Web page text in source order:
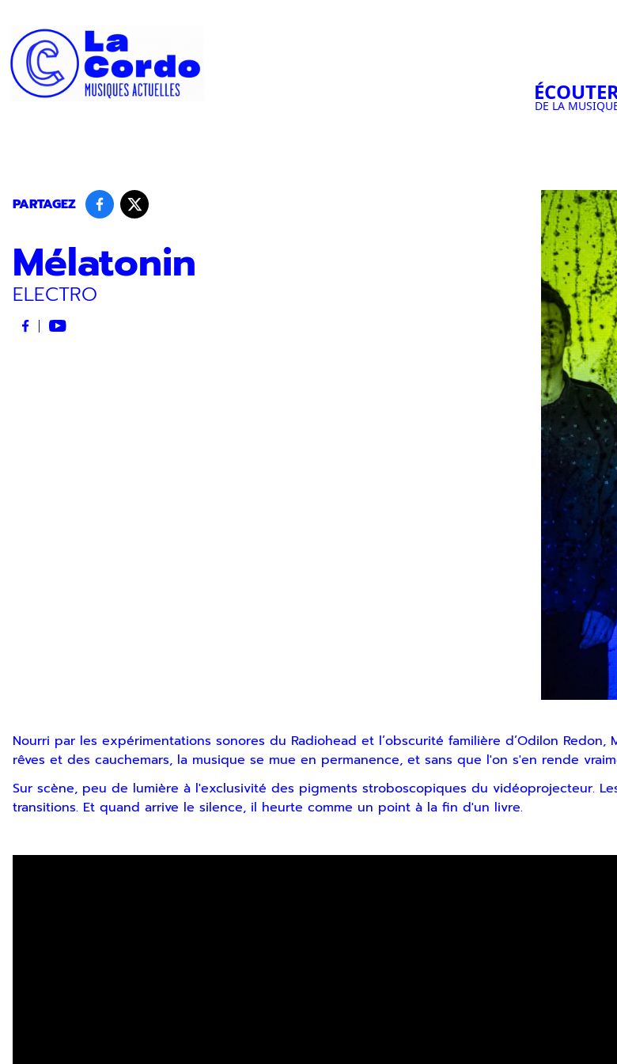
DE LA
PARTAGEZ
Mélatonin
ELECTRO
Nourri par les expérimentations sonores du Radiohead et l’obscurité familière d’Odilon
rêves et des cauchemars, la musique se mue en permanence, et sans que l'on s'en rende
Sur scène, peu de lumière à l'exclusivité des pigments stroboscopiques du vidéoprojecteur.
transitions. Et quand arrive le silence, il heurte comme un point à la fin d'un livre.